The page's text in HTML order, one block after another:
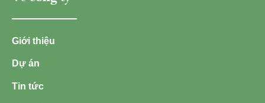
Giới thiệu
Dự án
Tin tức